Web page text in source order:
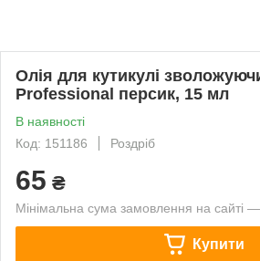
Олія для кутикулі
Рrofessional персик, 15 мл
В наявності
Код: 151186
Роздріб
65 ₴
Мінімальна сума замовлення на сайті
Купити